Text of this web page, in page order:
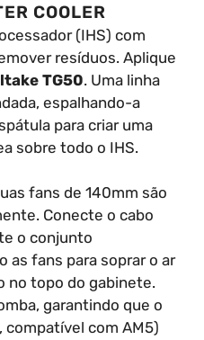
COOLER
(IHS) com
resíduos. Aplique
TG50. Uma linha
espalhando-a
para criar uma
sobre todo o IHS.
fans de 140mm são
Conecte o cabo
o conjunto
as fans para soprar o ar
no topo do gabinete.
garantindo que o
com AM5)